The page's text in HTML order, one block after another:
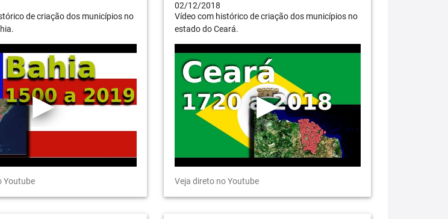
de criação dos municípios no
Youtube
02/12/2018
Vídeo com histórico de criação dos municípios no
estado do Ceará.
Veja direto no Youtube